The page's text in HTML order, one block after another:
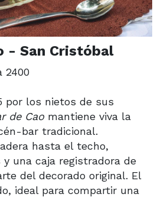
- San Cristóbal
2400
por los nietos de sus
de Cao mantiene viva la
bar tradicional.
hasta el techo,
una caja registradora de
del decorado original. El
ideal para compartir una